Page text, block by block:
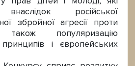
російської
збройної агресії проти
популяризацію
і європейських